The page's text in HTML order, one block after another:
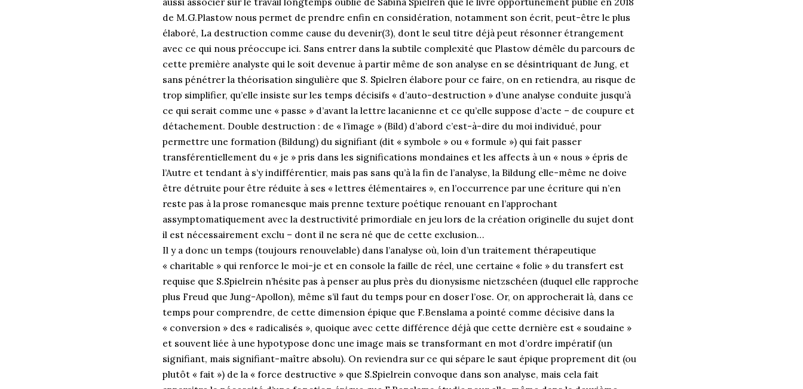
de M.G.Plastow nous permet de prendre enfin en considération, notamment son écrit, peut-être le plus
élaboré, La destruction comme cause du devenir(3), dont le seul titre déjà peut résonner étrangement
avec ce qui nous préoccupe ici. Sans entrer dans la subtile complexité que Plastow démêle du parcours de
cette première analyste qui le soit devenue à partir même de son analyse en se désintriquant de Jung, et
sans pénétrer la théorisation singulière que S. Spielren élabore pour ce faire, on en retiendra, au risque de
trop simplifier, qu’elle insiste sur les temps décisifs « d’auto-destruction » d’une analyse conduite jusqu’à
ce qui serait comme une « passe » d’avant la lettre lacanienne et ce qu’elle suppose d’acte – de coupure et
détachement. Double destruction : de « l’image » (Bild) d’abord c’est-à-dire du moi individué, pour
permettre une formation (Bildung) du signifiant (dit « symbole » ou « formule ») qui fait passer
transférentiellement du « je » pris dans les significations mondaines et les affects à un « nous » épris de
l’Autre et tendant à s’y indifférentier, mais pas sans qu’à la fin de l’analyse, la Bildung elle-même ne doive
être détruite pour être réduite à ses « lettres élémentaires », en l’occurrence par une écriture qui n’en
reste pas à la prose romanesque mais prenne texture poétique renouant en l’approchant
assymptomatiquement avec la destructivité primordiale en jeu lors de la création originelle du sujet dont
il est nécessairement exclu – dont il ne sera né que de cette exclusion…
Il y a donc un temps (toujours renouvelable) dans l’analyse où, loin d’un traitement thérapeutique
« charitable » qui renforce le moi-je et en console la faille de réel, une certaine « folie » du transfert est
requise que S.Spielrein n’hésite pas à penser au plus près du dionysisme nietzschéen (duquel elle rapproche
plus Freud que Jung-Apollon), même s’il faut du temps pour en doser l’ose. Or, on approcherait là, dans ce
temps pour comprendre, de cette dimension épique que F.Benslama a pointé comme décisive dans la
« conversion » des « radicalisés », quoique avec cette différence déjà que cette dernière est « soudaine »
et souvent liée à une hypotypose donc une image mais se transformant en mot d’ordre impératif (un
signifiant, mais signifiant-maître absolu). On reviendra sur ce qui sépare le saut épique proprement dit (ou
plutôt « fait ») de la « force destructive » que S.Spielrein convoque dans son analyse, mais cela fait